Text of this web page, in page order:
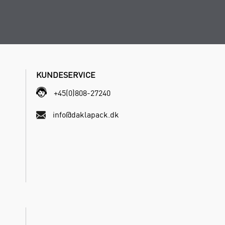
KUNDESERVICE
+45(0)808-27240
info@daklapack.dk